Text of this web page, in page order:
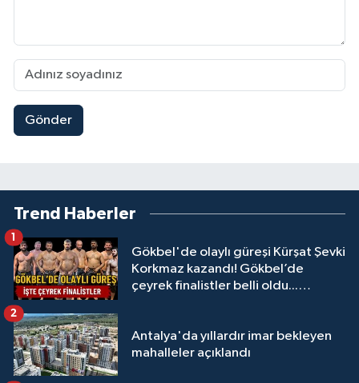
Gönder
Trend Haberler
Gökbel'de olaylı güreşi Kürşat Şevki
Korkmaz kazandı! Gökbel’de
çeyrek finalistler belli oldu...
1
Antalya'da yıllardır imar bekleyen
mahalleler açıklandı
2